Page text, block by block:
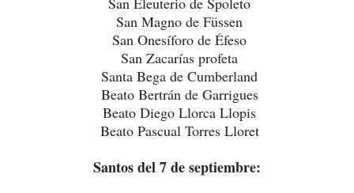
San Magno de Füssen
San Onesíforo de Éfeso
San Zacarías profeta
Santa Bega de Cumberland
Beato Bertrán de Garrigues
Beato Diego Llorca Llopis
Beato Pascual Torres Lloret
Santos del 7 de septiembre: